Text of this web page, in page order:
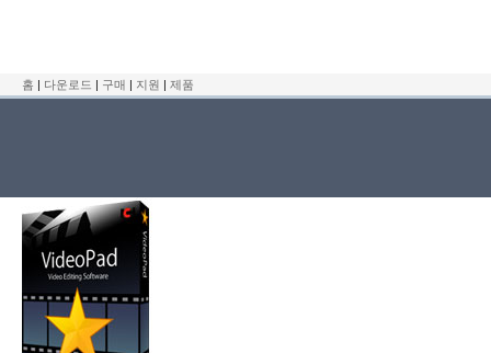
홈 | 다운로드 | 구매 | 지원 | 제품